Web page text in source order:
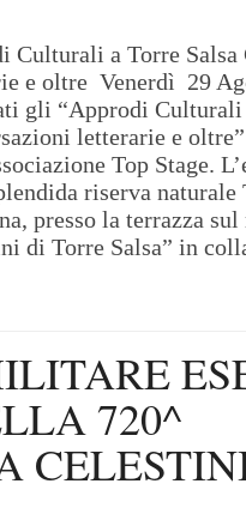
Culturali a Torre Salsa
e oltre Venerdì 29
gli “Approdi Culturali
letterarie e
Top Stage.
riserva naturale
presso la terrazza sul
di Torre Salsa” in
720^